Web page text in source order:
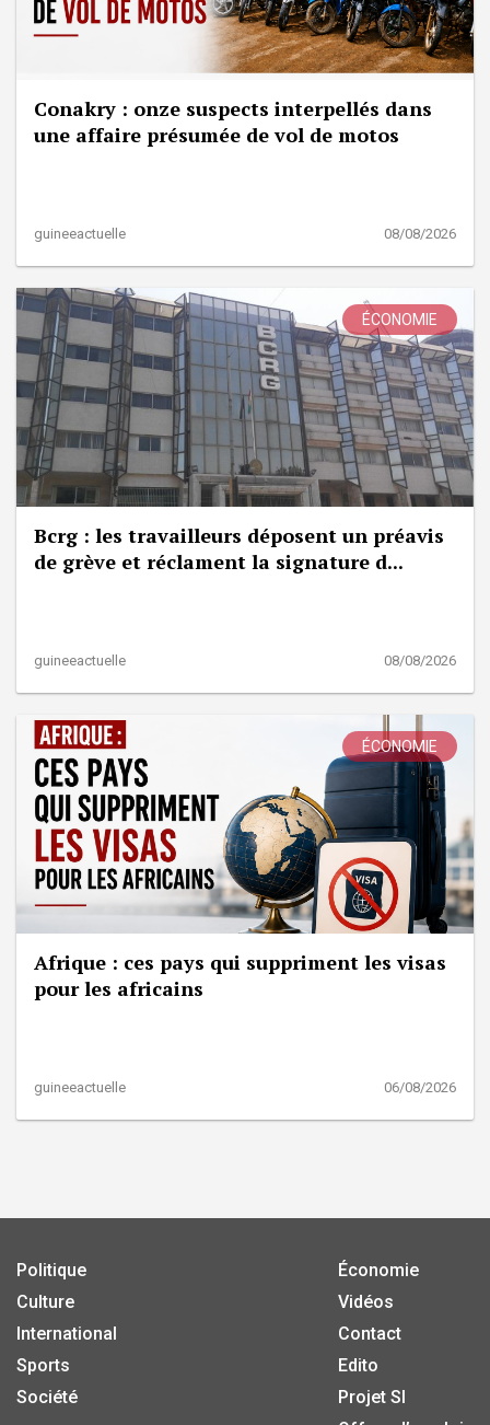
Conakry : onze suspects interpellés dans
une affaire présumée de vol de motos
guineeactuelle 08/08/2026
ÉCONOMIE
Bcrg : les travailleurs déposent un préavis
de grève et réclament la signature d...
guineeactuelle 08/08/2026
ÉCONOMIE
Afrique : ces pays qui suppriment les visas
pour les africains
guineeactuelle 06/08/2026
Politique
Culture
International
Sports
Société
Économie
Vidéos
Contact
Edito
Projet SI